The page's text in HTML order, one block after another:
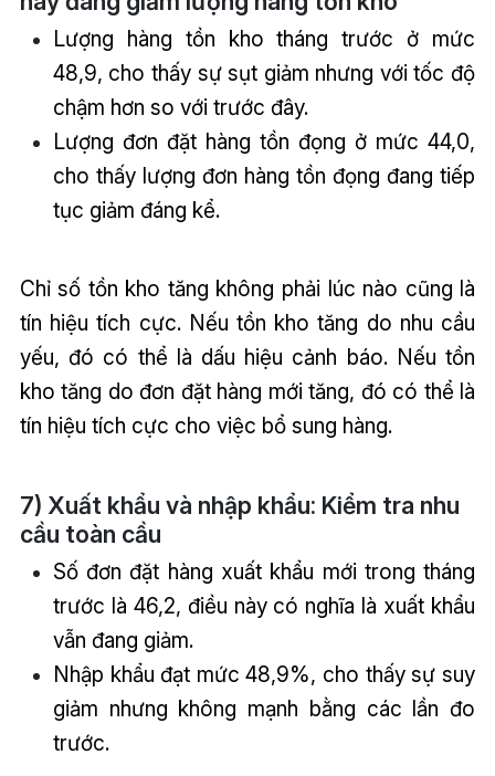
Lượng hàng tồn kho tháng trước ở mức
48,9, cho thấy sự sụt giảm nhưng với tốc độ
chậm hơn so với trước đây.
Lượng đơn đặt hàng tồn đọng ở mức 44,0,
cho thấy lượng đơn hàng tồn đọng đang tiếp
tục giảm đáng kể.
Chỉ số tồn kho tăng không phải lúc nào cũng là
tín hiệu tích cực. Nếu tồn kho tăng do nhu cầu
yếu, đó có thể là dấu hiệu cảnh báo. Nếu tồn
kho tăng do đơn đặt hàng mới tăng, đó có thể là
tín hiệu tích cực cho việc bổ sung hàng.
7) Xuất khẩu và nhập khẩu: Kiểm tra nhu
cầu toàn cầu
Số đơn đặt hàng xuất khẩu mới trong tháng
trước là 46,2, điều này có nghĩa là xuất khẩu
vẫn đang giảm.
Nhập khẩu đạt mức 48,9%, cho thấy sự suy
giảm nhưng không mạnh bằng các lần đo
trước.